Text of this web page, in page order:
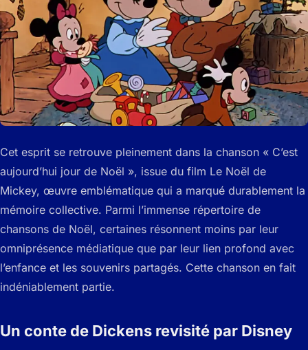
Cet esprit se retrouve pleinement dans la chanson « C’est
aujourd’hui jour de Noël », issue du film Le Noël de
Mickey, œuvre emblématique qui a marqué durablement la
mémoire collective. Parmi l’immense répertoire de
chansons de Noël, certaines résonnent moins par leur
omniprésence médiatique que par leur lien profond avec
l’enfance et les souvenirs partagés. Cette chanson en fait
indéniablement partie.
Un conte de Dickens revisité par Disney